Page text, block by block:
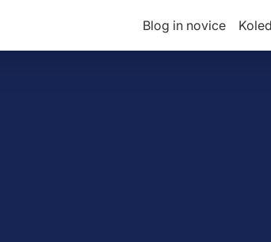
Blog in novice